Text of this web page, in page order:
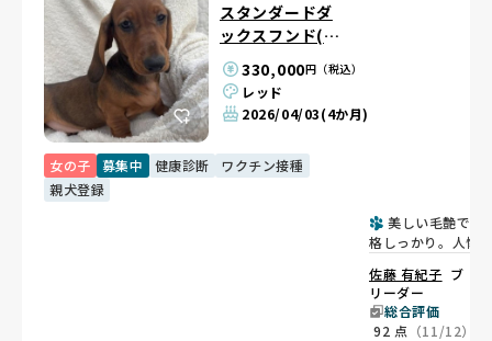
スタンダードダ
ックスフンド(ス
ムース)330,000円（税込）
レッド
2026/04/03(4か月)
女の子 募集中 健康診断
ワクチン接種
親犬登録
美しい毛艶で骨
格しっかり。人懐
💕
佐藤 有紀子 ブ
リーダー
総合評価
92 点 （11/12）